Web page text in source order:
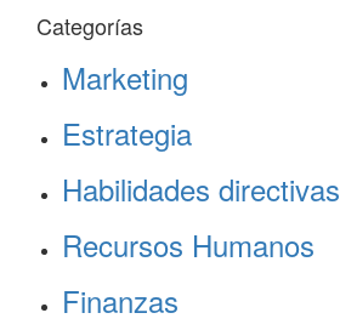
Categorías
Marketing
Estrategia
Habilidades directivas
Recursos Humanos
Finanzas